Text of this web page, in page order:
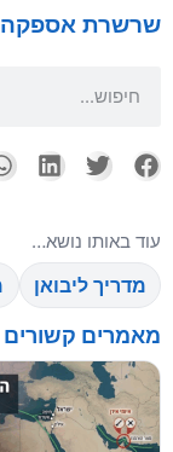
עוד באותו נושא…
מדריך ליבואן
מאמרים קשורים
שרשרת אספקה